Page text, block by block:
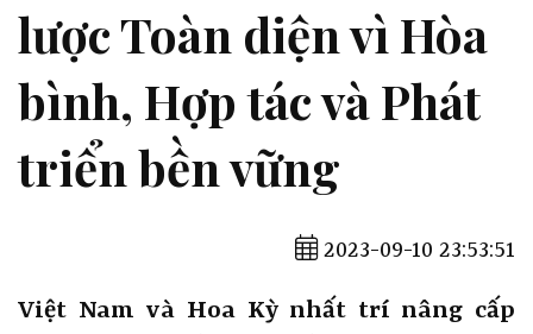
lược Toàn diện vì Hòa
bình, Hợp tác và Phát
triển bền vững
2023-09-10 23:53:51
Việt Nam và Hoa Kỳ nhất trí nâng cấp